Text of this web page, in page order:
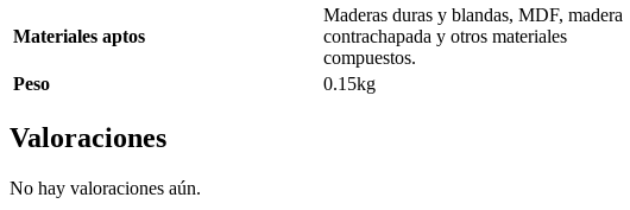
Materiales aptos
Maderas duras y blandas, MDF, madera
contrachapada y otros materiales
compuestos.
Peso
0.15kg
Valoraciones
No hay valoraciones aún.